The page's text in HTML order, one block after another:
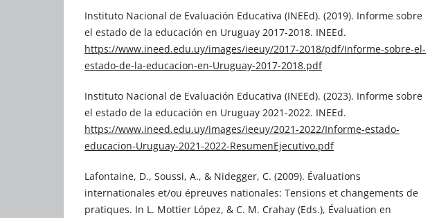
Instituto Nacional de Evaluación Educativa (INEEd). (2019). Informe sobre
el estado de la educación en Uruguay 2017-2018. INEEd.
https://www.ineed.edu.uy/images/ieeuy/2017-2018/pdf/Informe-sobre-el-
estado-de-la-educacion-en-Uruguay-2017-2018.pdf
Instituto Nacional de Evaluación Educativa (INEEd). (2023). Informe sobre
el estado de la educación en Uruguay 2021-2022. INEEd.
https://www.ineed.edu.uy/images/ieeuy/2021-2022/Informe-estado-
educacion-Uruguay-2021-2022-ResumenEjecutivo.pdf
Lafontaine, D., Soussi, A., & Nidegger, C. (2009). Évaluations
internationales et/ou épreuves nationales: Tensions et changements de
pratiques. In L. Mottier López, & C. M. Crahay (Eds.), Évaluation en